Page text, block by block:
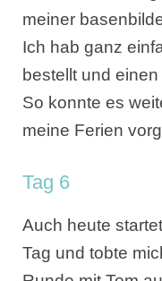
meiner
Ich hab ganz
bestellt und
So konnte es
meine Ferien
Tag 6
Auch heute
Tag und tobte